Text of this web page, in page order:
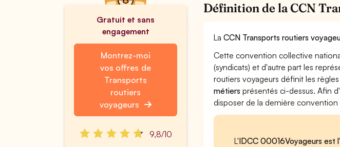
Gratuit et sans
engagement
Montrez-moi
vos offres de
Transports
routiers
voyageurs
9,8/10
Définition de la CCN
LaCCN Transports routiers
Cette convention collective
(syndicats) et d'autre part les
routiers voyageurs définit les
métiers présentés ci-dessus. Afin
disposer de la dernière
L'IDCC 00016Voyageurs est